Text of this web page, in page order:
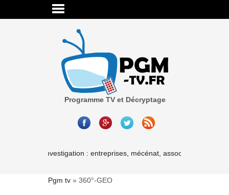
Programme TV et Décryptage
Cash investigation : entreprises, mécénat, associations-les
Pgm tv » 360°-GEO